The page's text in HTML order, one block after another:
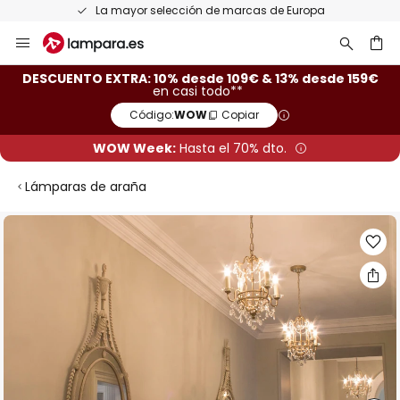
La mayor selección de marcas de Europa
al
contenido
DESCUENTO EXTRA: 10% desde 109€ & 13% desde 159€
en casi todo**
Código:WOW Copiar
WOW Week: Hasta el 70% dto.
Lámparas de araña
Saltar
imágenes